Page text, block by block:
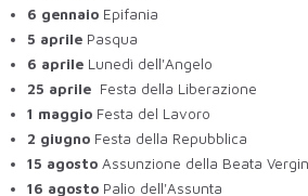
6 gennaio Epifania
5 aprile Pasqua
6 aprile Lunedì dell'Angelo
25 aprile Festa della Liberazione
1 maggio Festa del Lavoro
2 giugno Festa della Repubblica
15 agosto Assunzione della Beata
16 agosto Palio dell'Assunta